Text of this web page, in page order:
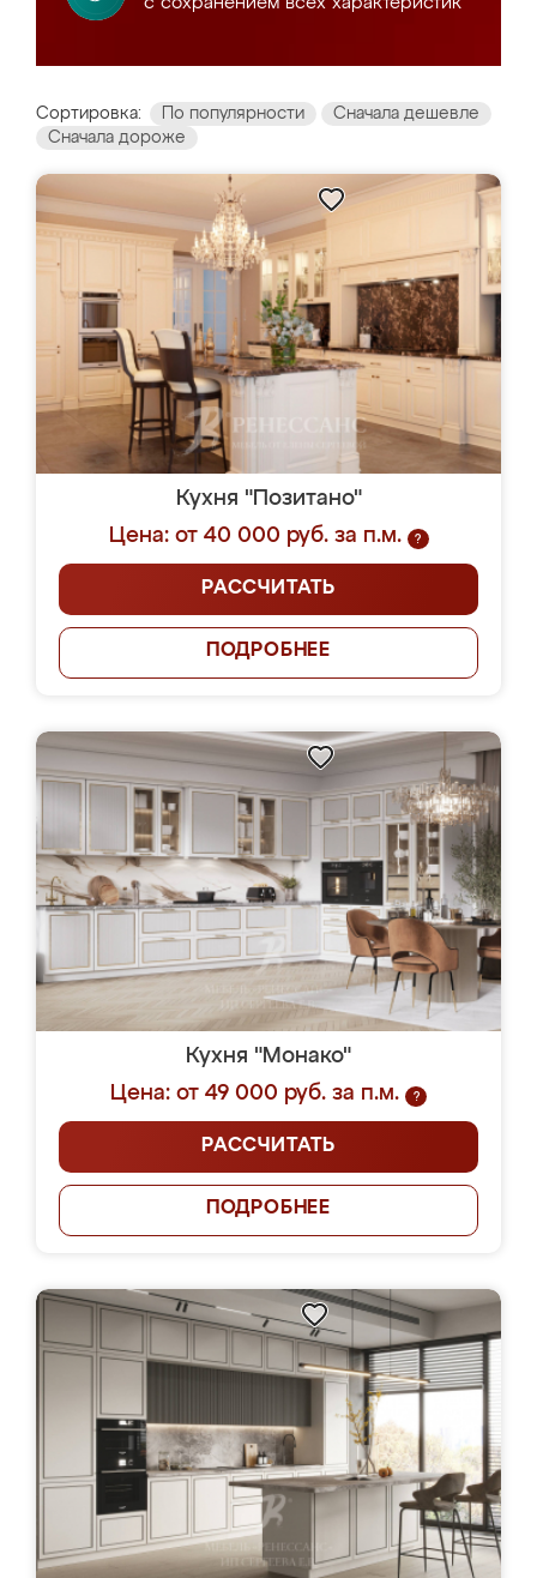
Сортировка: По популярности
Сначала дешевле
Сначала дороже
Кухня "Позитано"
Цена: от 40 000 руб. за п.м.
?
РАССЧИТАТЬ
ПОДРОБНЕЕ
Кухня "Монако"
Цена: от 49 000 руб. за п.м.
?
РАССЧИТАТЬ
ПОДРОБНЕЕ